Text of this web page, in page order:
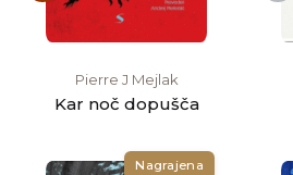
Pierre J Mejlak
Kar noč dopušča
Nagrajena